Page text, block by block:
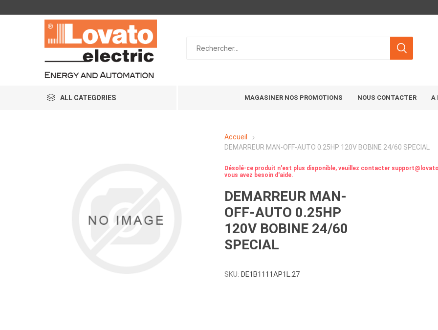
ALL CATEGORIES MAGASINER NOS PROMOTIONS NOUS CONTACTER A
Accueil
DEMARREUR MAN-OFF-AUTO 0.25HP 120V BOBINE 24/60 SPECIAL
Désolé-ce produit n'est plus disponible, veuillez contacter
vous avez besoin d'aide.
DEMARREUR MAN-
OFF-AUTO 0.25HP
120V BOBINE 24/60
SPECIAL
SKU: DE1B1111AP1L.27